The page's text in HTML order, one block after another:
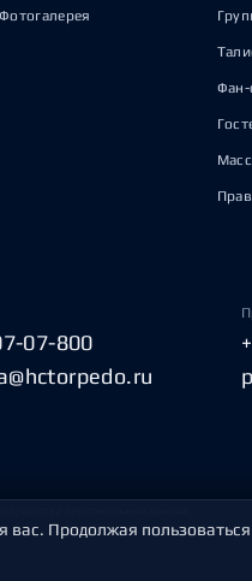
Фотогалерея
Фан-
07-800
вас. Продолжая